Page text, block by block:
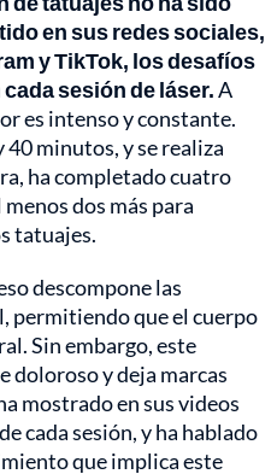
en sus redes sociales,
y TikTok, los desafíos
sesión de láser.A
es intenso y constante.
40 minutos, y se realiza
ha completado cuatro
dos más para
tatuajes.
descompone las
permitiendo que el cuerpo
Sin embargo, este
doloroso y deja marcas
mostrado en sus videos
cada sesión, y ha hablado
que implica este